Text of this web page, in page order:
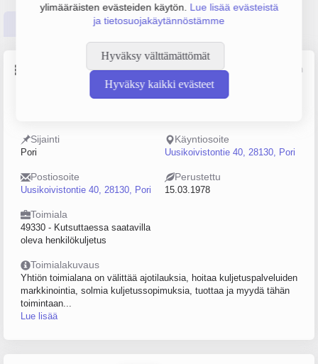
ylimääräisten evästeiden käytön. Lue lisää evästeistä
ja tietosuojakäytännöstämme
Hyväksy välttämättömät
Hyväksy kaikki evästeet
Tilinpäätösluvut Päättäjätiedot
Perustiedot Lähde: YTJ, PRH, Traficom
Henkilöstömäärä
Sijainti
Pori
Käyntiosoite
Uusikoivistontie 40, 28130, Pori
Postiosoite
Uusikoivistontie 40, 28130, Pori
Perustettu
15.03.1978
Toimiala
49330 - Kutsuttaessa saatavilla
oleva henkilökuljetus
Toimialakuvaus
Yhtiön toimialana on välittää ajotilauksia, hoitaa kuljetuspalveluiden
markkinointia, solmia kuljetussopimuksia, tuottaa ja myydä tähän
toimintaan...
Lue lisää